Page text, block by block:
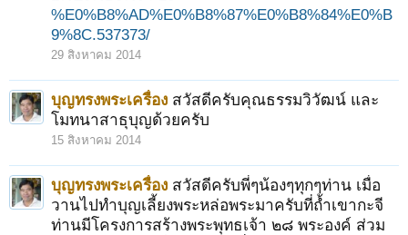
%E0%B8%AD%E0%B8%87%E0%B8%84%E0%B
9%8C.537373/
29 สิงหาคม 2014
บุญทรงพระเครื่อง สวัสดีครับคุณธรรมวิวัฒน์ และ
โมทนาสาธุบุญด้วยครับ
15 สิงหาคม 2014
บุญทรงพระเครื่อง สวัสดีครับพี่ๆน้องๆทุกๆท่าน เมื่อ
วานไปทำบุญเลี้ยงพระหล่อพระมาครับที่ถ้ำเขากะจี
ท่านมีโครงการสร้างพระพุทธเจ้า ๒๘ พระองค์ ส่วม
1 2 3 4 5 →